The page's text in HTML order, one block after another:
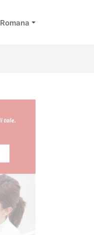
Romana